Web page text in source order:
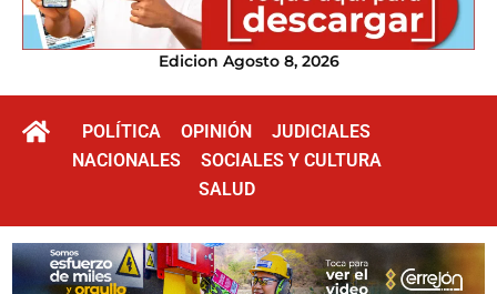
Edicion Agosto 8, 2026
POLÍTICA OPINIÓN
JUDICIALES
NACIONALES
SOCIALES Y CULTURA
SALUD